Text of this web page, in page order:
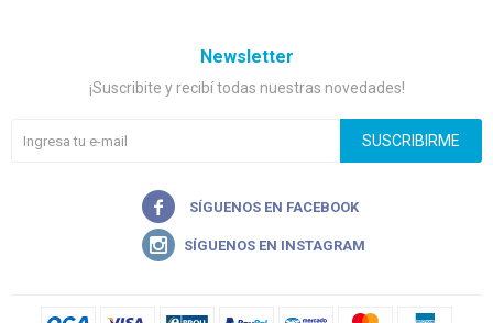
Newsletter
¡Suscribite y recibí todas nuestras novedades!
SUSCRIBIRME

